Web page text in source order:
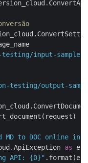
testing/input-
testing/output-
MD to DOC online in
as e:
API: {0}"